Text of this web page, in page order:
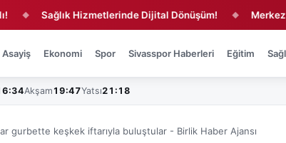
◆ Sağlık Hizmetlerinde Dijital Dönüşüm! ◆ Merkez ve
Asayiş Ekonomi Spor Sivasspor Haberleri Eğitim
Akşam 19:47Yatsı21:18
gurbette keşkek iftarıyla buluştular - Birlik Haber Ajansı